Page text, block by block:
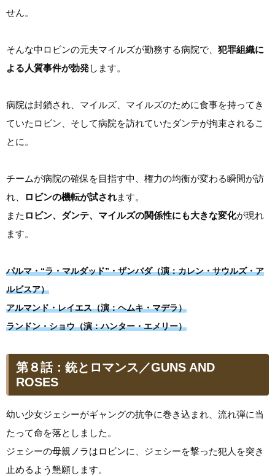
せん。
そんな中ロビンの元夫マイルズが勤務する病院で、 犯罪組織に
よる人質事件が勃発します。
病院は封鎖され、マイルズ、マイルズのために食事を持ってき
ていたロビン、そして病院を訪れていたダンテが拘束されるこ
とに。
チームが病院の確保を目指す中、権力の均衡が変わる瞬間が訪
れ、
ロビンの機転が試されます。
また ロビン、ダンテ、マイルズの関係性にも大きな変化が現れ
ます。
パルマ・“ラ・マルダッド”・ザンバダ（演：カレン・サウルズ・ア
ルビスア）
アルマンド・レイエス（演：ヘムキ・マデラ）
ランドン・ショウ（演：ハンター・エメリー）
第８話：銃とロマンス／GUNS AND
ROSES
幼い少女ジェシーがギャングの抗争に巻き込まれ、流れ弾に当
たって命を落としました。
ジェシーの母親ノラはロビンに、ジェシーを撃った犯人を突き
止めるよう懇願します。